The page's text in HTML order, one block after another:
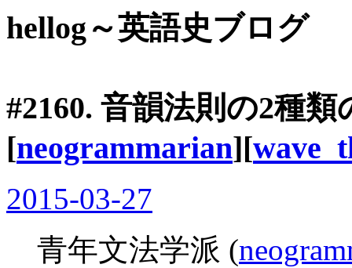
hellog～英語史ブログ
#2160. 音韻法則の2種類
[neogrammarian][
2015-03-27
青年文法学派 (